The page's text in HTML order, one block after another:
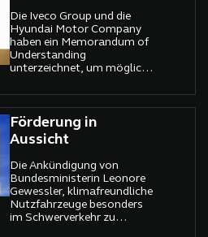
Die Iveco Group und die
Hyundai Motor Company
haben ein Memorandum of
Understanding
unterzeichnet, um mögliche
Fahrzeugtechnologien, der
gemeinsamen Beschaffung
und gegenseitigen
Belieferung zu prüfen.
Förderung in
Aussicht
Die Ankündigung von
Bundesministerin Leonore
Gewessler, klimafreundliche
Nutzfahrzeuge besonders
im Schwerverkehr zu